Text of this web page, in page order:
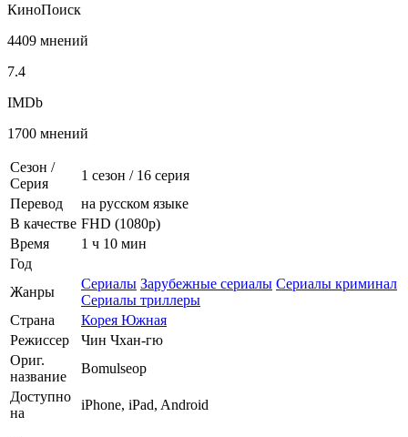
КиноПоиск
4409 мнений
7.4
IMDb
1700 мнений
Сезон /
Серия
1 сезон / 16 серия
Перевод
на русском языке
В качестве FHD (1080p)
Время
1 ч 10 мин
Год
Жанры
Сериалы Зарубежные сериалы Сериалы криминал
Сериалы триллеры
Страна
Корея Южная
Режиссер
Чин Чхан-гю
Ориг.
название
Bomulseop
Доступно
на
iPhone, iPad, Android